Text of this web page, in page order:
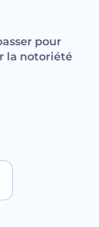
pour
la notoriété